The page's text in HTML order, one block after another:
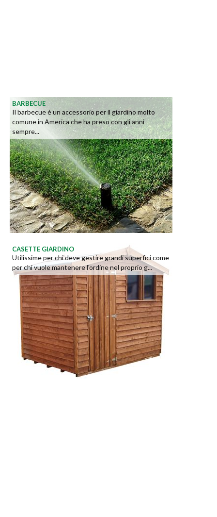
BARBECUE
Il barbecue è un accessorio per il giardino molto
comune in America che ha preso con gli anni
sempre...
CASETTE GIARDINO
Utilissime per chi deve gestire grandi superfici come
per chi vuole mantenere l'ordine nel proprio g...